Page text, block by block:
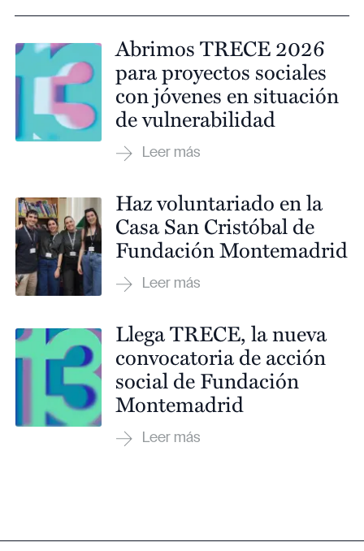
Abrimos TRECE 2026
para proyectos sociales
con jóvenes en situación
de vulnerabilidad
Haz voluntariado en la
Casa San Cristóbal de
Fundación Montemadrid
Llega TRECE, la nueva
convocatoria de acción
social de Fundación
Montemadrid